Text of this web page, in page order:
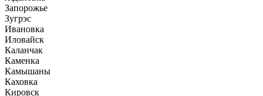
Запорожье
Зугрэс
Ивановка
Иловайск
Каланчак
Каменка
Камышаны
Каховка
Кировск